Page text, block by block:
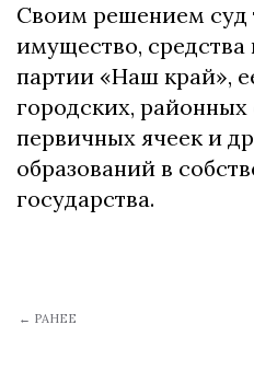
Своим решением суд
имущество,
партии «Наш край»,
городских, районных
первичных ячеек и
образований в
государства.
← РАНЕЕ